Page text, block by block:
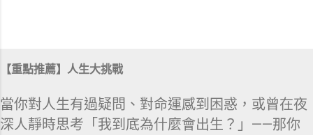
【重點推薦】人生大挑戰
當你對人生有過疑問、對命運感到困惑，或曾在夜
深人靜時思考「我到底為什麼會出生？」——那你